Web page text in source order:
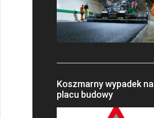
Koszmarny wypadek na
placu budowy